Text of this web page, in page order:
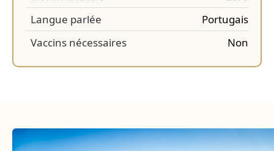
Langue parlée
Portugais
Vaccins nécessaires
Non